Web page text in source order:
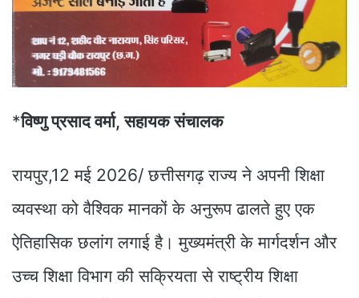
*विष्णु प्रसाद वर्मा, सहायक संचालक
रायपुर,12 मई 2026/ छत्तीसगढ़ राज्य ने अपनी शिक्षा
व्यवस्था को वैश्विक मानकों के अनुरूप ढालते हुए एक
ऐतिहासिक छलांग लगाई है। मुख्यमंत्री के मार्गदर्शन और
उच्च शिक्षा विभाग की सक्रियता से राष्ट्रीय शिक्षा